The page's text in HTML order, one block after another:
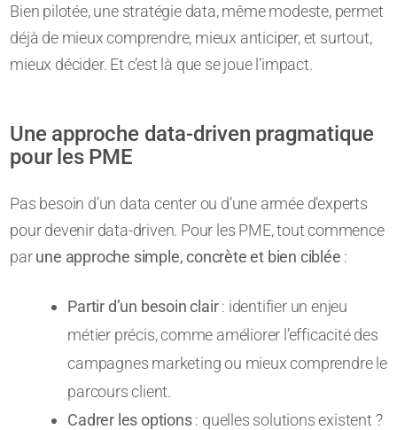
Bien pilotée, une stratégie data, même modeste, permet
déjà de mieux comprendre, mieux anticiper, et surtout,
mieux décider. Et c’est là que se joue l’impact.
Une approche data-driven pragmatique
pour les PME
Pas besoin d’un data center ou d’une armée d’experts
pour devenir data-driven. Pour les PME, tout commence
parune approche simple, concrète et bien ciblée :
Partir d’un besoin clair: identifier un enjeu
métier précis, comme améliorer l’efficacité des
campagnes marketing ou mieux comprendre le
parcours client.
Cadrer les options: quelles solutions existent ?